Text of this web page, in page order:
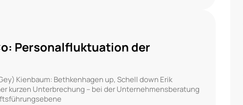
Personalfluktuation der
Kienbaum: Bethkenhagen up, Schell down Erik
kurzen Unterbrechung – bei der Unternehmensberatung